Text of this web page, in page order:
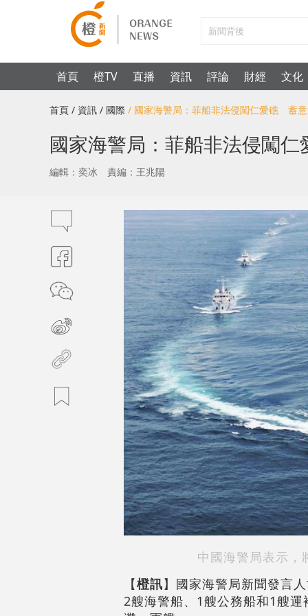
首頁 橙TV 直播 資訊 評論 財經 文化
首頁 / 資訊 / 國際 / 國家海警局：菲船非法侵闖仁愛礁 蓄
國家海警局：菲船非法侵闖
編輯：奕冰 責編：王兆陽
中國海警局表示，
【橙訊】國家海警局新聞發言
2艘海警船、1艘公務船和1艘